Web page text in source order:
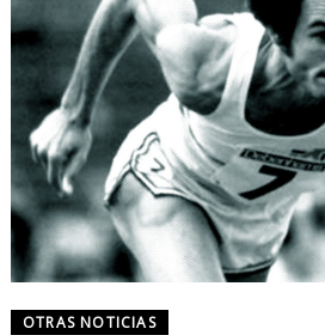
OTRAS NOTICIAS